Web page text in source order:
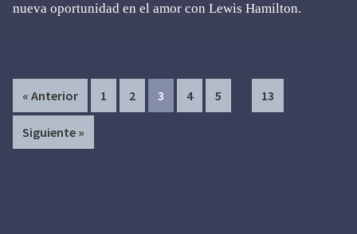
nueva oportunidad en el amor con Lewis Hamilton.
« Anterior Page
1 Page
2 Page
3 Page
4 Page
5
Interim
pages
… Page
13
Siguiente »